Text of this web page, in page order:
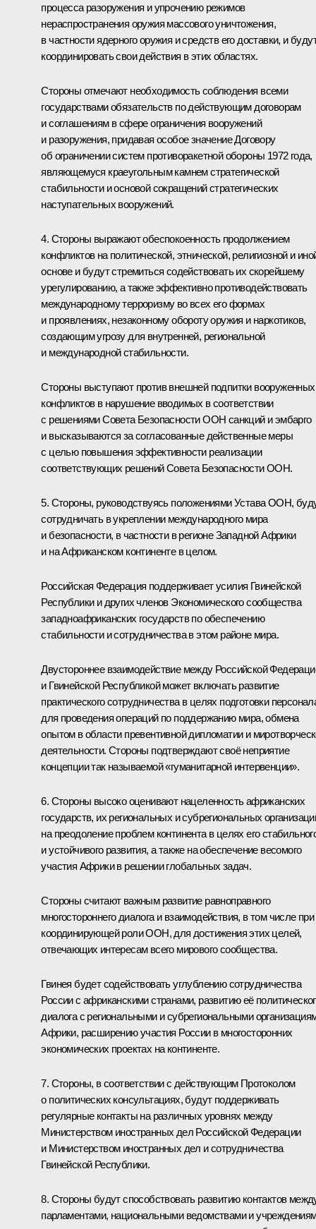
процесса разоружения и упрочению режимов
нераспространения оружия массового уничтожения,
в частности ядерного оружия и средств его доставки, и
координировать свои действия в этих областях.
Стороны отмечают необходимость соблюдения всеми
государствами обязательств по действующим договорам
и соглашениям в сфере ограничения вооружений
и разоружения, придавая особое значение Договору
об ограничении систем противоракетной обороны 1972 года,
являющемуся краеугольным камнем стратегической
стабильности и основой сокращений стратегических
наступательных вооружений.
4. Стороны выражают обеспокоенность продолжением
конфликтов на политической, этнической, религиозной и
основе и будут стремиться содействовать их скорейшему
урегулированию, а также эффективно противодействовать
международному терроризму во всех его формах
и проявлениях, незаконному обороту оружия и наркотиков,
создающим угрозу для внутренней, региональной
и международной стабильности.
Стороны выступают против внешней подпитки вооруженных
конфликтов в нарушение вводимых в соответствии
с решениями Совета Безопасности ООН санкций и эмбарго
и высказываются за согласованные действенные меры
с целью повышения эффективности реализации
соответствующих решений Совета Безопасности ООН.
5. Стороны, руководствуясь положениями Устава ООН,
сотрудничать в укреплении международного мира
и безопасности, в частности в регионе Западной Африки
и на Африканском континенте в целом.
Российская Федерация поддерживает усилия Гвинейской
Республики и других членов Экономического сообщества
западноафриканских государств по обеспечению
стабильности и сотрудничества в этом районе мира.
Двустороннее взаимодействие между Российской
и Гвинейской Республикой может включать развитие
практического сотрудничества в целях подготовки
для проведения операций по поддержанию мира, обмена
опытом в области превентивной дипломатии и
деятельности. Стороны подтверждают своё неприятие
концепции так называемой «гуманитарной интервенции».
6. Стороны высоко оценивают нацеленность африканских
государств, их региональных и субрегиональных
на преодоление проблем континента в целях его
и устойчивого развития, а также на обеспечение весомого
участия Африки в решении глобальных задач.
Стороны считают важным развитие равноправного
многостороннего диалога и взаимодействия, в том числе при
координирующей роли ООН, для достижения этих целей,
отвечающих интересам всего мирового сообщества.
Гвинея будет содействовать углублению сотрудничества
России с африканскими странами, развитию её
диалога с региональными и субрегиональными
Африки, расширению участия России в многосторонних
экономических проектах на континенте.
7. Стороны, в соответствии с действующим Протоколом
о политических консультациях, будут поддерживать
регулярные контакты на различных уровнях между
Министерством иностранных дел Российской Федерации
и Министерством иностранных дел и сотрудничества
Гвинейской Республики.
8. Стороны будут способствовать развитию контактов
парламентами, национальными ведомствами и